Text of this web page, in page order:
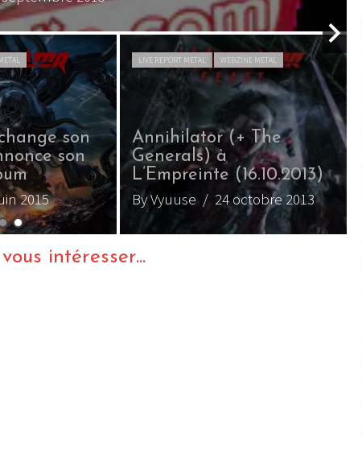
son
son
2015
LIVE REPORT METAL WEBZINE METAL
Annihilator (+ The
Generals) à
L’Empreinte (16.10.2013)
By Vyuuse / 24 octobre 2013
intéresser...